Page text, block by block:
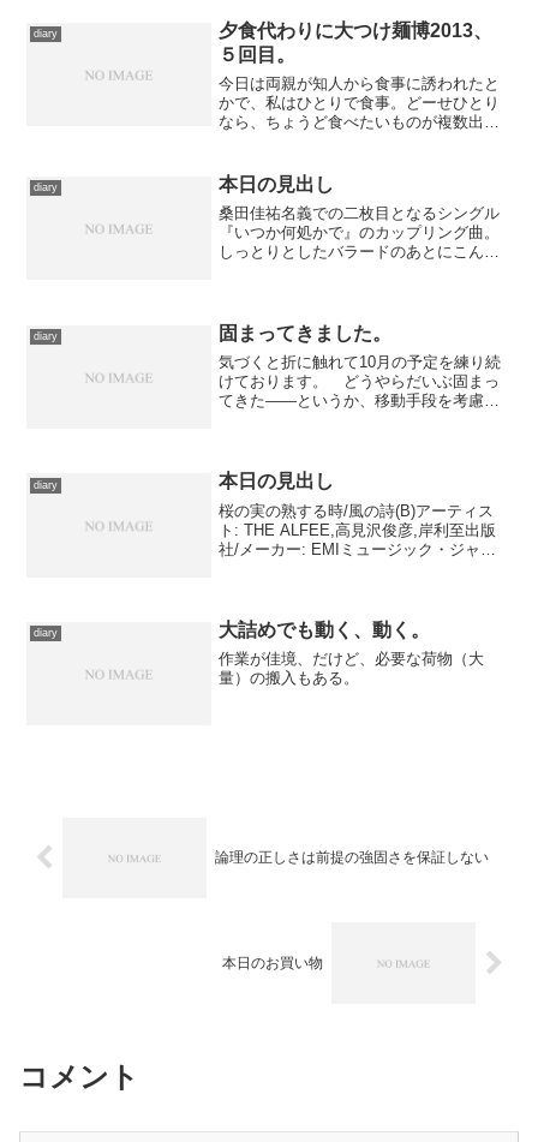
する。彼女はねずみの気配...
diary
夕食代わりに大つけ麺博2013、
５回目。
今日は両親が知人から食事に誘われたと
かで、私はひとりで食事。どーせひとり
なら、ちょうど食べたいものが複数出揃
でしまったあとに、自転車にて新宿へお
出かけ。台風が通り過ぎて...
diary 本日の見出し
桑田佳祐名義での二枚目となるシングル
『いつか何処かで』のカップリング曲。
しっとりとしたバラードのあとにこんな
た。
diary 固まってきました。
気づくと折に触れて10月の予定を練り続
けております。 どうやらだいぶ固まっ
てきた――というか、移動手段を考慮し
が取りにくい可能性もあ...
diary 本日の見出し
桜の実の熟する時/風の詩(B)アーティス
ト: THE ALFEE,高見沢俊彦,岸利至出版
社/メーカー: EMIミュージック・ジャパ
diary 大詰めでも動く、動く。
作業が佳境、だけど、必要な荷物（大
量）の搬入もある。
論理の正しさは前提の強固さを保証しない
本日のお買い物
コメント